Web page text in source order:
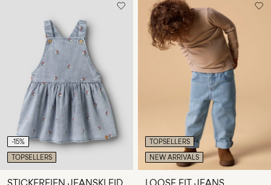
-15%
TOPSELLERS
TOPSELLERS
NEW ARRIVALS